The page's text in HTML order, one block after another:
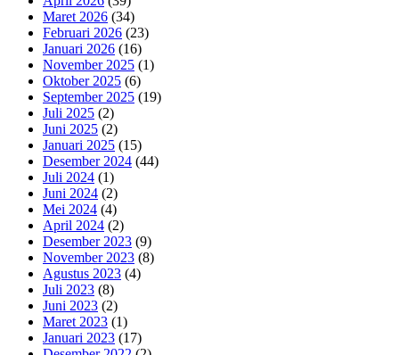
Maret 2026 (34)
Februari 2026 (23)
Januari 2026 (16)
November 2025 (1)
Oktober 2025 (6)
September 2025 (19)
Juli 2025 (2)
Juni 2025 (2)
Januari 2025 (15)
Desember 2024 (44)
Juli 2024 (1)
Juni 2024 (2)
Mei 2024 (4)
April 2024 (2)
Desember 2023 (9)
November 2023 (8)
Agustus 2023 (4)
Juli 2023 (8)
Juni 2023 (2)
Maret 2023 (1)
Januari 2023 (17)